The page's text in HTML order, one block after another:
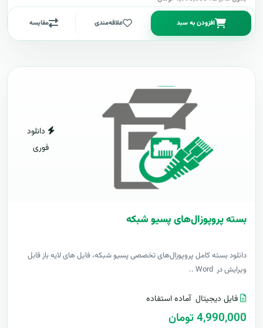
افزودن به سبد علاقه‌مندی مقایسه
دانلود
فوری
بسته پروپوزال‌های پسیو شبکه
دانلود بسته کامل پروپوزال‌های تخصصی پسیو شبکه، فایل های لایه باز قابل
ویرایش در Word ..
فایل دیجیتال آماده استفاده
4,990,000 تومان